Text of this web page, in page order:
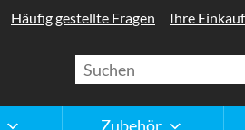
Zubehör
Häufig gestellte Fragen Ihre